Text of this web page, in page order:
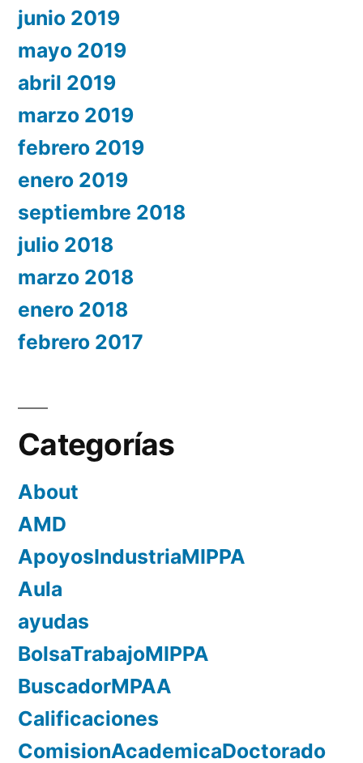
junio 2019
mayo 2019
abril 2019
marzo 2019
febrero 2019
enero 2019
septiembre 2018
julio 2018
marzo 2018
enero 2018
febrero 2017
Categorías
About
AMD
ApoyosIndustriaMIPPA
Aula
ayudas
BolsaTrabajoMIPPA
BuscadorMPAA
Calificaciones
ComisionAcademicaDoctorado